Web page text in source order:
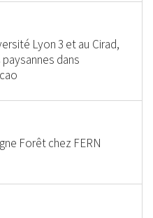
Lyon 3 et au Cirad,
dans
Forêt chez FERN